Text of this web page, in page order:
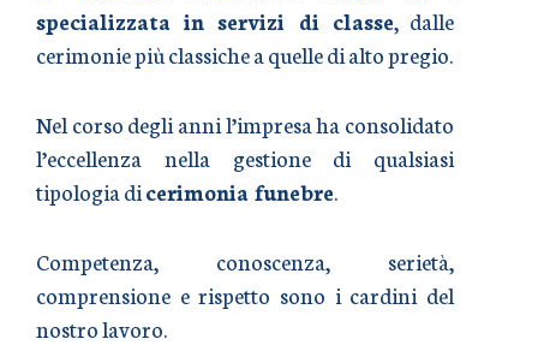
specializzata in servizi di classe, dalle
cerimonie più classiche a quelle di alto pregio.
Nel corso degli anni l’impresa ha consolidato
l’eccellenza nella gestione di qualsiasi
tipologia dicerimonia funebre.
Competenza, conoscenza, serietà,
comprensione e rispetto sono i cardini del
nostro lavoro.